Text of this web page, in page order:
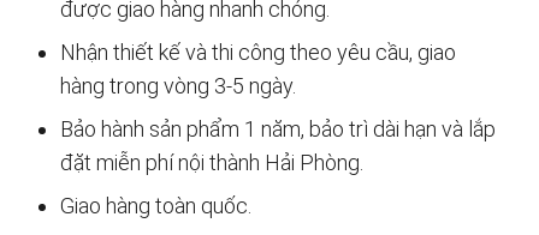
được giao hàng nhanh chóng.
Nhận thiết kế và thi công theo yêu cầu, giao
hàng trong vòng 3-5 ngày.
Bảo hành sản phẩm 1 năm, bảo trì dài hạn và lắp
đặt miễn phí nội thành Hải Phòng.
Giao hàng toàn quốc.